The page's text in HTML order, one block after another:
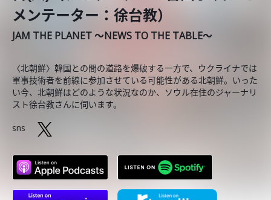
メンテーター：徐台教）
JAM THE PLANET ～NEWS TO THE TABLE～
〈北朝鮮〉韓国との間の道路を爆破する一方で、ウクライナでは
軍事技術者を前線に参加させている可能性がある北朝鮮。いった
い今、北朝鮮はどのような状況なのか、ソウル在住のジャーナリ
スト徐台教さんに伺います。
sns